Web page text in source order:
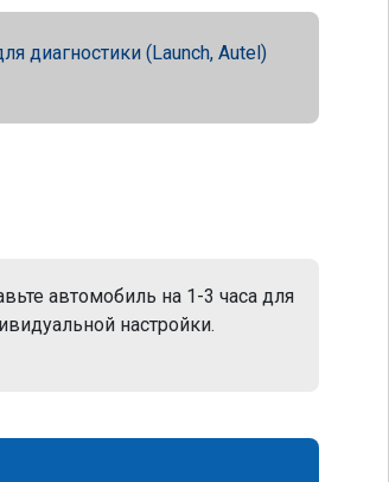
диагностики (Launch, Autel)
автомобиль на 1-3 часа для
настройки.